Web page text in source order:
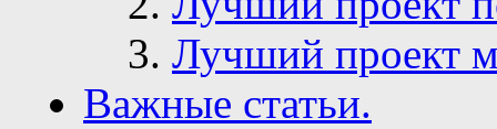
Лучший проект
Важные статьи.